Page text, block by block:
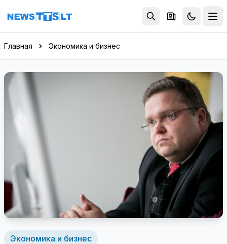
Перейти к содержимому
Главная Экономика и бизнес
Экономика и бизнес